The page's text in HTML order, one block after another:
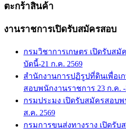
ตะกร้าสินค้า
งานราชการเปิดรับสมัครสอบ
กรมวิชาการเกษตร เปิดรับส
บัดนี้-21 ก.ค. 2569
สำนักงานการปฏิรูปที่ดินเพื่อเ
สอบพนักงานราชการ 23 ก.ค. -
กรมประมง เปิดรับสมัครสอบ
ส.ค. 2569
กรมการขนส่งทางราง เปิดรับ